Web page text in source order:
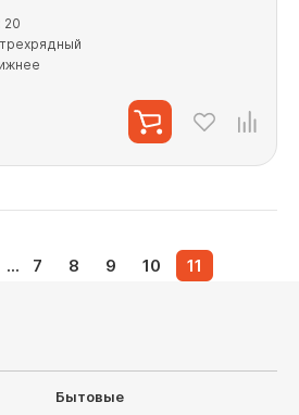
20
... 7 8 9 10 11
Бытовые